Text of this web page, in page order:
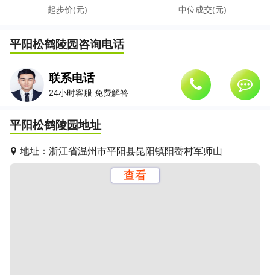
起步价(元) 中位成交(元)
平阳松鹤陵园咨询电话
联系电话
24小时客服 免费解答
平阳松鹤陵园地址
地址： 浙江省温州市平阳县昆阳镇阳岙村军师山
查看